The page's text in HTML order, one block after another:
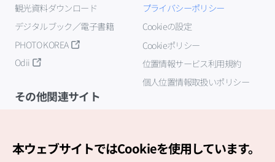
観光資料ダウンロード
デジタルブック／電子書籍
PHOTO KOREA
Odii
プライバシーポリシー
Cookieの設定
Cookieポリシー
位置情報サービス利用規約
個人位置情報取扱いポリシー
その他関連サイト
本ウェブサイトではCookieを使用しています。